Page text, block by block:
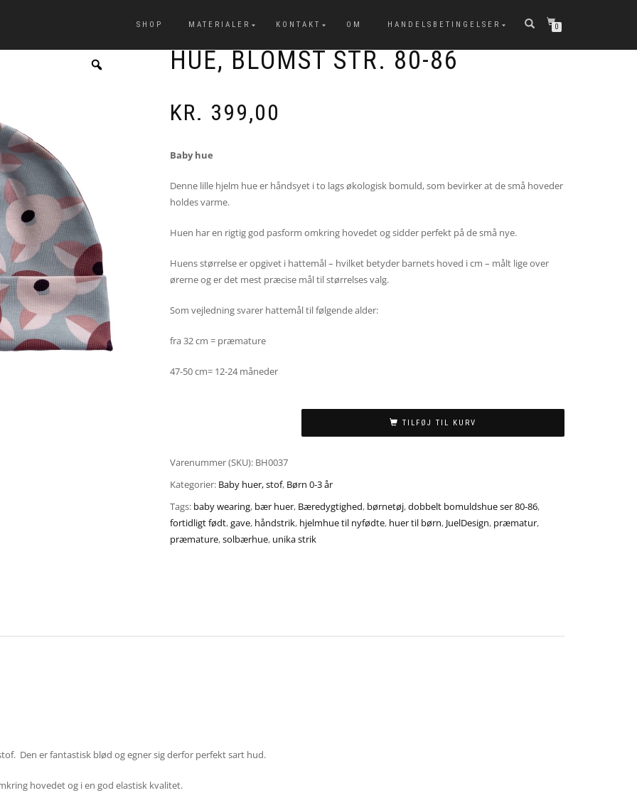
SHOP MATERIALER KONTAKT OM HANDELSBETINGELSER 0
HUE, BLOMST STR. 80-86
KR. 399,00
Baby hue
Denne lille hjelm hue er håndsyet i to lags økologisk bomuld, som bevirker at de små hoveder
holdes varme.
Huen har en rigtig god pasform omkring hovedet og sidder perfekt på de små nye.
Huens størrelse er opgivet i hattemål – hvilket betyder barnets hoved i cm – målt lige over
ørerne og er det mest præcise mål til størrelses valg.
Som vejledning svarer hattemål til følgende alder:
fra 32 cm = præmature
47-50 cm= 12-24 måneder
TILFØJ TIL KURV
Varenummer (SKU): BH0037
Kategorier: Baby huer, stof, Børn 0-3 år
Tags: baby wearing, bær huer, Bæredygtighed, børnetøj,dobbelt bomuldshue ser 80-86,
fortidligt født,gave, håndstrik, hjelmhue til nyfødte, huer til børn, JuelDesign, præmatur,
præmature,solbærhue, unika strik
Den er fantastisk blød og egner sig derfor perfekt sart hud.
hovedet og i en god elastisk kvalitet.